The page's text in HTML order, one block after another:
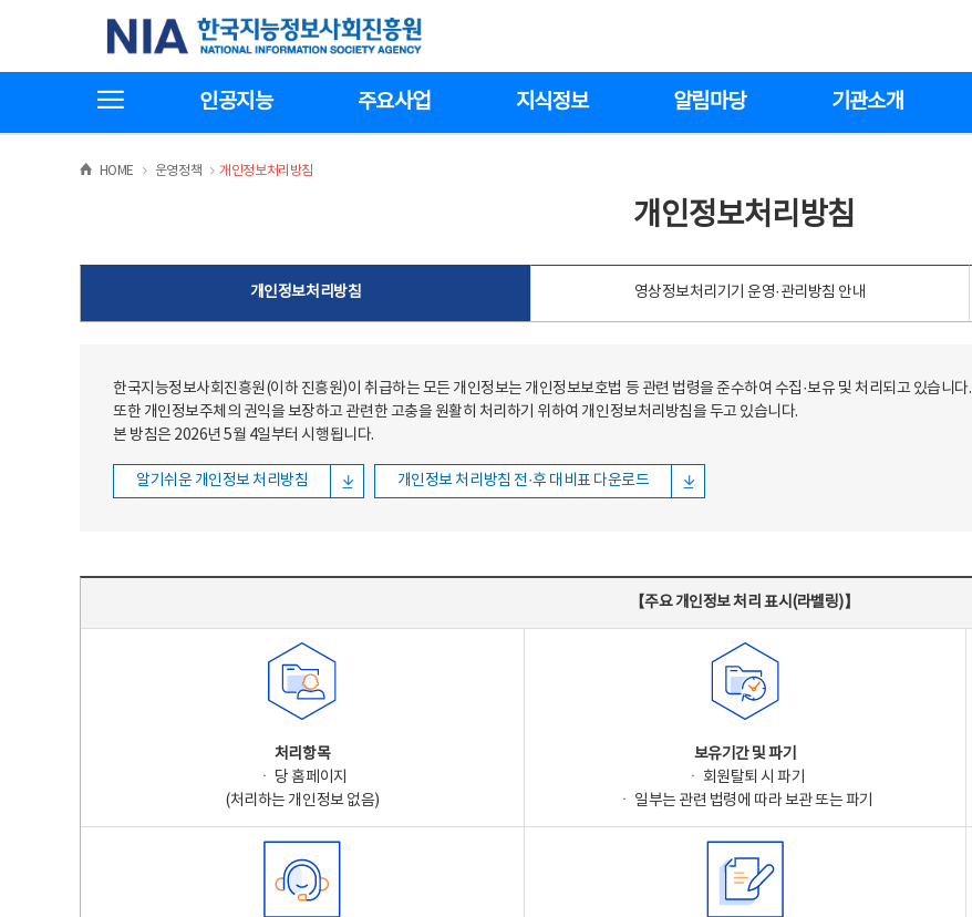
한국지능정보사회진흥원
인공지능 주요사업 지식정보 알림마당 기관소개
HOME >운영정책 >
개인정보처리방침
개인정보처리방침
개인정보처리방침 영상정보처리기기 운영·관리방침 안내
한국지능정보사회진흥원(이하 진흥원)이 취급하는 모든 개인정보는 개인정보보호법 등 관련 법령을 준수하여 수집·보유 및 처리되고 있습니다.
또한 개인정보주체의 권익을 보장하고 관련한 고충을 원활히 처리하기 위하여 개인정보처리방침을 두고 있습니다.
본 방침은 2026년 5월 4일부터 시행됩니다.
알기쉬운 개인정보 처리방침 개인정보 처리방침 전·후 대비표 다운로드
【주요 개인정보 처리 표시(라벨링)】
처리항목
ㆍ 당 홈페이지
(처리하는 개인정보 없음)
보유기간 및 파기
ㆍ 회원탈퇴 시 파기
ㆍ 일부는 관련 법령에 따라 보관 또는 파기